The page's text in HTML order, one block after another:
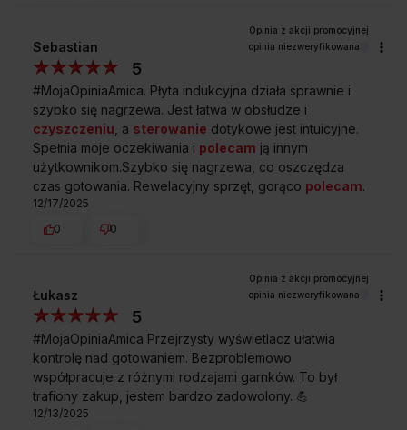
Sebastian opinia niezweryfikowana
5
#MojaOpiniaAmica. Płyta indukcyjna działa sprawnie i
szybko się nagrzewa. Jest łatwa w obsłudze i
czyszczeniu , a sterowanie dotykowe jest intuicyjne.
Spełnia moje oczekiwania i polecam ją innym
użytkownikom.Szybko się nagrzewa, co oszczędza
czas gotowania. Rewelacyjny sprzęt, gorąco polecam.
12/17/2025
0
0
Łukasz opinia niezweryfikowana
5
#MojaOpiniaAmica Przejrzysty wyświetlacz ułatwia
kontrolę nad gotowaniem. Bezproblemowo
współpracuje z różnymi rodzajami garnków. To był
trafiony zakup, jestem bardzo zadowolony. 💪
12/13/2025